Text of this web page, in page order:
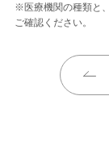
※医療機関の種類と
ご確認ください。